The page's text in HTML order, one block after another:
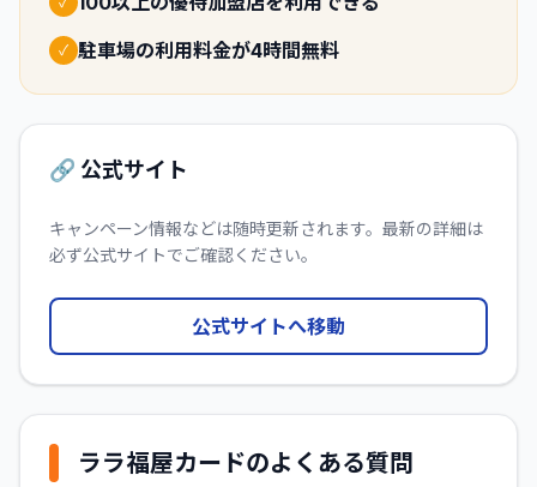
✓ 駐車場の利用料金が4時間無料
🔗 公式サイト
キャンペーン情報などは随時更新されます。最新の詳細は
必ず公式サイトでご確認ください。
公式サイトへ移動
ララ福屋カードのよくある質問